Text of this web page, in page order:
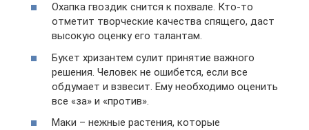
Охапка гвоздик снится к похвале. Кто-то
отметит творческие качества спящего, даст
высокую оценку его талантам.
Букет хризантем сулит принятие важного
решения. Человек не ошибется, если все
обдумает и взвесит. Ему необходимо оценить
все «за» и «против».
Маки – нежные растения, которые